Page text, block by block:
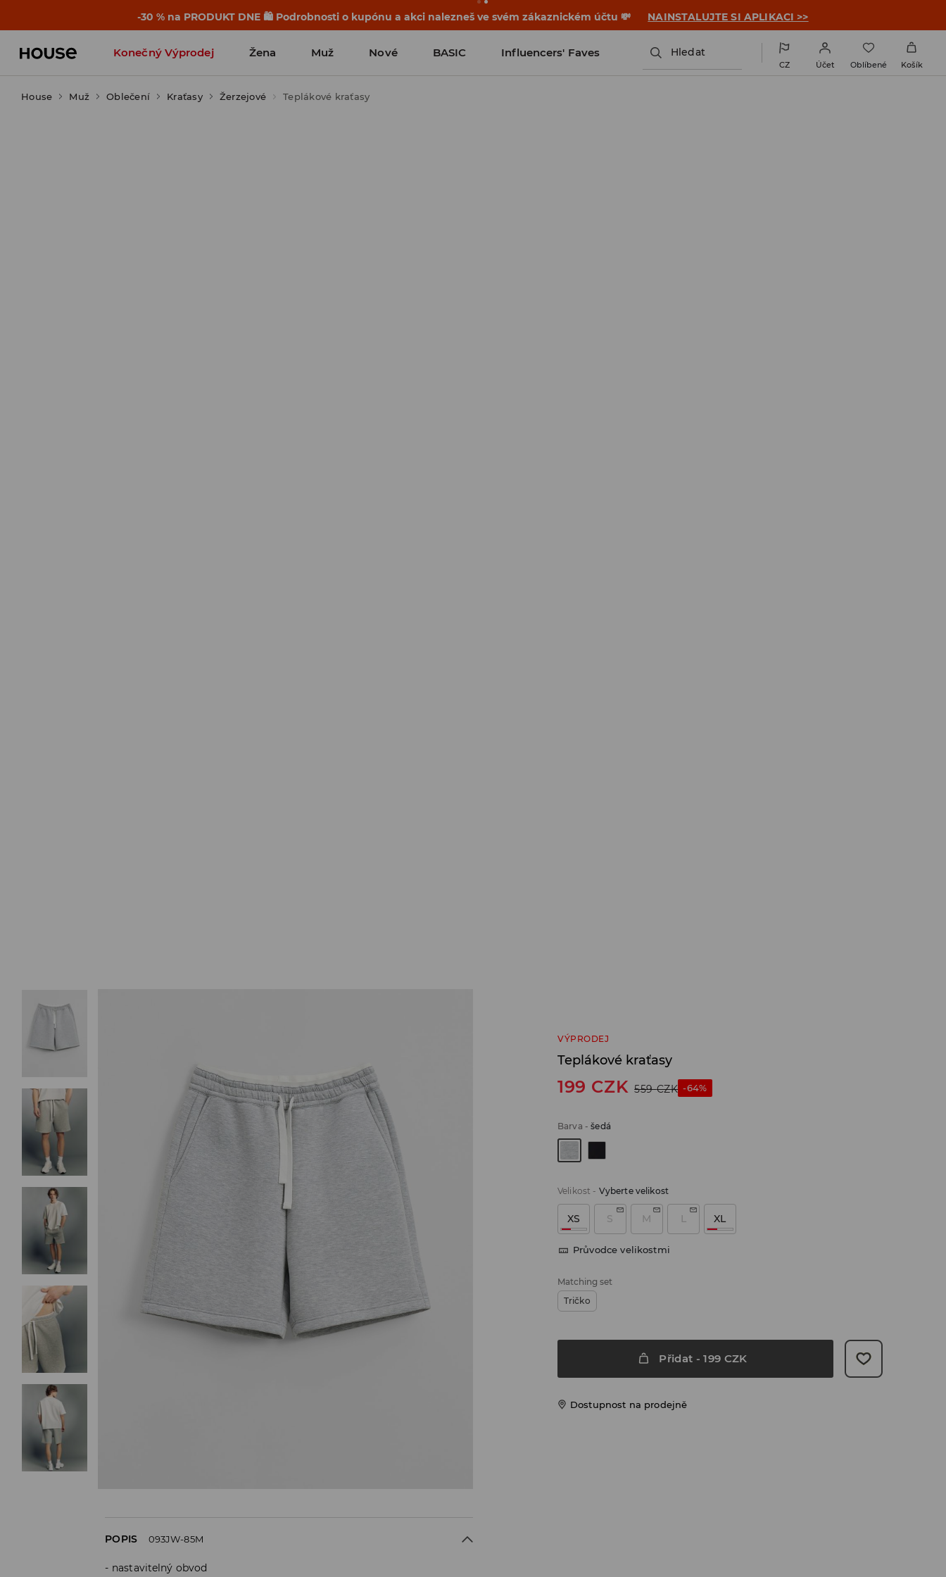
-30 % na PRODUKT DNE 🛍️ Podrobnosti o kupónu a akci nalezneš ve svém zákaznickém účtu 💸 NAINSTALUJTE SI APLIKACI >>
Konečný Výprodej Žena Muž Nové BASIC Influencers' Faves Hledat
CZ Účet Oblíbené Košík
House Muž Oblečení Kraťasy Žerzejové Teplákové kraťasy
VÝPRODEJ
Teplákové kraťasy
199 CZK 559 CZK -64%
Barva -šedá
Velikost - Vyberte velikost
XS S M L XL
Průvodce velikostmi
Matching set
Tričko
Přidat -199 CZK
Dostupnost na prodejně
POPIS 093JW-85M
nastavitelný obvod